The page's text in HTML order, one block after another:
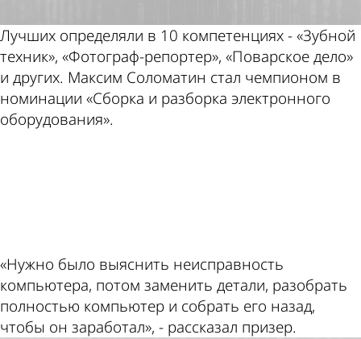
Лучших определяли в 10 компетенциях - «Зубной
техник», «Фотограф-репортер», «Поварское дело»
и других. Максим Соломатин стал чемпионом в
номинации «Сборка и разборка электронного
оборудования».
«Нужно было выяснить неисправность
компьютера, потом заменить детали, разобрать
полностью компьютер и собрать его назад,
чтобы он заработал», - рассказал призер.